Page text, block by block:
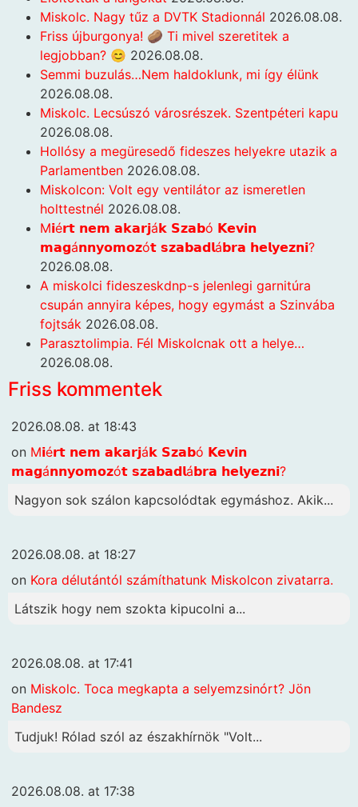
Miskolc. Nagy tűz a DVTK Stadionnál 2026.08.08.
Friss újburgonya! 🥔 Ti mivel szeretitek a
legjobban? 😊 2026.08.08.
Semmi buzulás…Nem haldoklunk, mi így élünk
2026.08.08.
Miskolc. Lecsúszó városrészek. Szentpéteri kapu
2026.08.08.
Hollósy a megüresedő fideszes helyekre utazik a
Parlamentben 2026.08.08.
Miskolcon: Volt egy ventilátor az ismeretlen
holttestnél 2026.08.08.
M𝗶é𝗿𝘁 𝗻𝗲𝗺 𝗮𝗸𝗮𝗿𝗷á𝗸 𝗦𝘇𝗮𝗯ó 𝗞𝗲𝘃𝗶𝗻
𝗺𝗮𝗴á𝗻𝗻𝘆𝗼𝗺𝗼𝘇ó𝘁 𝘀𝘇𝗮𝗯𝗮𝗱𝗹á𝗯𝗿𝗮 𝗵𝗲𝗹𝘆𝗲𝘇𝗻𝗶?
2026.08.08.
A miskolci fideszeskdnp-s jelenlegi garnitúra
csupán annyira képes, hogy egymást a Szinvába
fojtsák 2026.08.08.
Parasztolimpia. Fél Miskolcnak ott a helye…
2026.08.08.
Friss kommentek
2026.08.08. at 18:43
on M𝗶é𝗿𝘁 𝗻𝗲𝗺 𝗮𝗸𝗮𝗿𝗷á𝗸 𝗦𝘇𝗮𝗯ó 𝗞𝗲𝘃𝗶𝗻
𝗺𝗮𝗴á𝗻𝗻𝘆𝗼𝗺𝗼𝘇ó𝘁 𝘀𝘇𝗮𝗯𝗮𝗱𝗹á𝗯𝗿𝗮 𝗵𝗲𝗹𝘆𝗲𝘇𝗻𝗶?
Nagyon sok szálon kapcsolódtak egymáshoz. Akik...
2026.08.08. at 18:27
on Kora délutántól számíthatunk Miskolcon zivatarra.
Látszik hogy nem szokta kipucolni a...
2026.08.08. at 17:41
on Miskolc. Toca megkapta a selyemzsinórt? Jön
Bandesz
Tudjuk! Rólad szól az északhírnök "Volt...
2026.08.08. at 17:38